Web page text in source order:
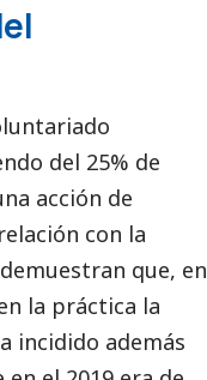
del 25% de
acción de
con la
que, en
la práctica la
incidido además